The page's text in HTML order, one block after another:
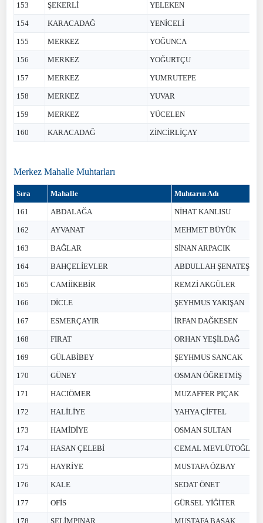
153 ŞEKERLİ YELEKEN
154 KARACADAĞ YENİCELİ
155 MERKEZ YOĞUNCA
156 MERKEZ YOĞURTÇU
157 MERKEZ YUMRUTEPE
158 MERKEZ YUVAR
159 MERKEZ YÜCELEN
160 KARACADAĞ ZİNCİRLİÇAY
Merkez Mahalle Muhtarları
Sıra Mahalle Muhtarın Adı
161 ABDALAĞA NİHAT KANLISU
162 AYVANAT MEHMET BÜYÜK
163 BAĞLAR SİNAN ARPACIK
164 BAHÇELİEVLER ABDULLAH ŞENATEŞ
165 CAMİİKEBİR REMZİ AKGÜLER
166 DİCLE ŞEYHMUS YAKIŞAN
167 ESMERÇAYIR İRFAN DAĞKESEN
168 FIRAT ORHAN YEŞİLDAĞ
169 GÜLABİBEY ŞEYHMUS SANCAK
170 GÜNEY OSMAN ÖĞRETMİŞ
171 HACIÖMER MUZAFFER PIÇAK
172 HALİLİYE YAHYA ÇİFTEL
173 HAMİDİYE OSMAN SULTAN
174 HASAN ÇELEBİ CEMAL MEVLÜTOĞLU
175 HAYRİYE MUSTAFA ÖZBAY
176 KALE SEDAT ÖNET
177 OFİS GÜRSEL YİĞİTER
178 SELİMPINAR MUSTAFA BAŞAK